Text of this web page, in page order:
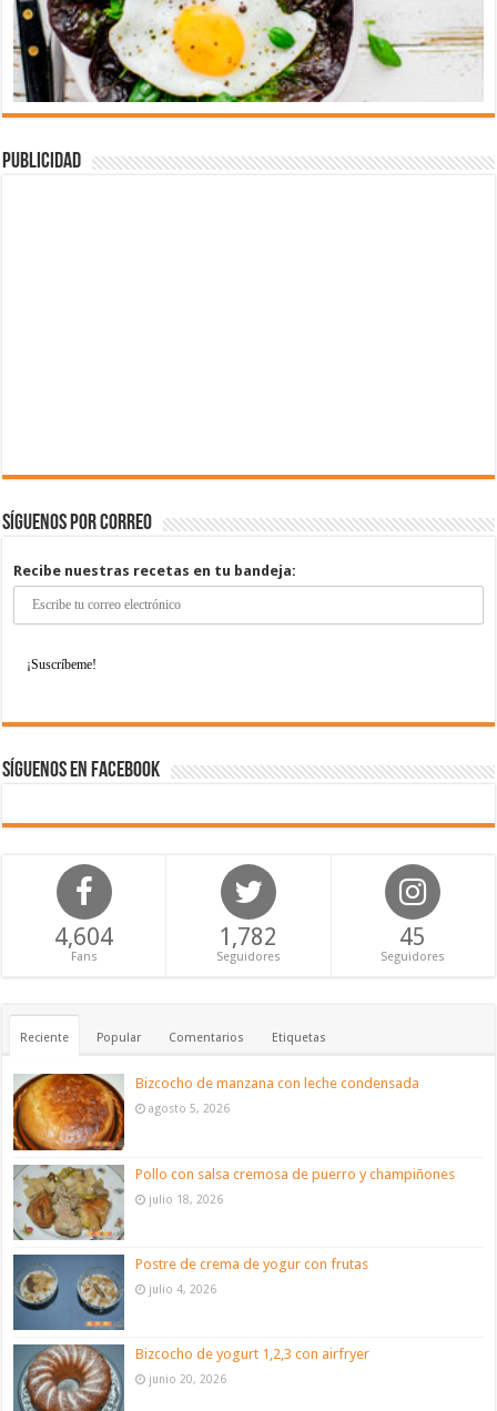
Publicidad
Síguenos por correo
Recibe nuestras recetas en tu bandeja:
Síguenos en Facebook
4,604
Fans
1,782
Seguidores
45
Seguidores
Reciente Popular Comentarios Etiquetas
Bizcocho de manzana con leche condensada
agosto 5, 2026
Pollo con salsa cremosa de puerro y champiñones
julio 18, 2026
Postre de crema de yogur con frutas
julio 4, 2026
Bizcocho de yogurt 1,2,3 con airfryer
junio 20, 2026